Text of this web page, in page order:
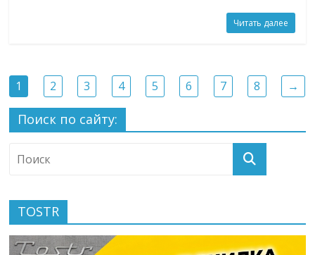
Читать далее
1 2 3 4 5 6 7 8 →
Поиск по сайту:
TOSTR